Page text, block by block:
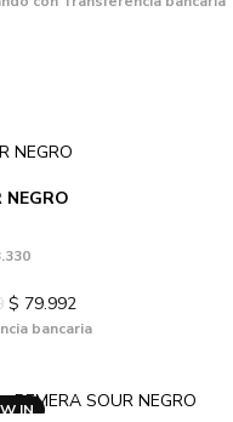
NEGRO
$ 79.992
bancaria
IN